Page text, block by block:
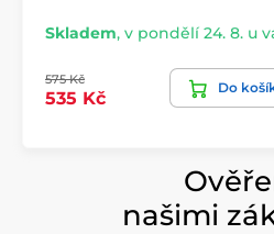
Skladem, v pondělí 24. 8. u
575 Kč
535 Kč
Do
našimi